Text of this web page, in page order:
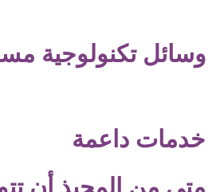
تكنولوجية مساعدة
داعمة